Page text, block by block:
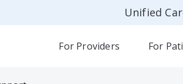
Unified
For Providers For